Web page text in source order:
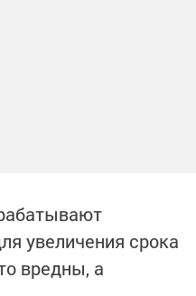
увеличения срока
вредны, а